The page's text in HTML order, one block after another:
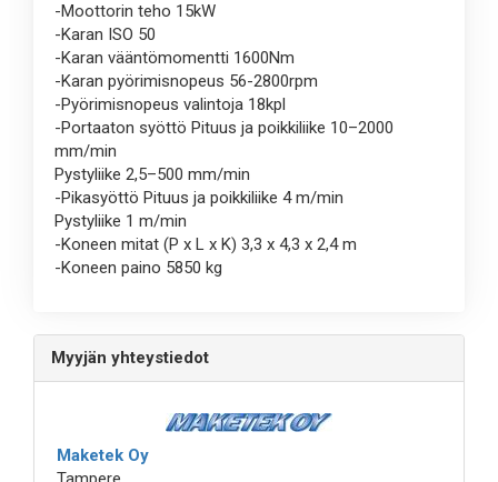
-Moottorin teho 15kW
-Karan ISO 50
-Karan vääntömomentti 1600Nm
-Karan pyörimisnopeus 56-2800rpm
-Pyörimisnopeus valintoja 18kpl
-Portaaton syöttö Pituus ja poikkiliike 10–2000
mm/min
Pystyliike 2,5–500 mm/min
-Pikasyöttö Pituus ja poikkiliike 4 m/min
Pystyliike 1 m/min
-Koneen mitat (P x L x K) 3,3 x 4,3 x 2,4 m
-Koneen paino 5850 kg
Myyjän yhteystiedot
Maketek Oy